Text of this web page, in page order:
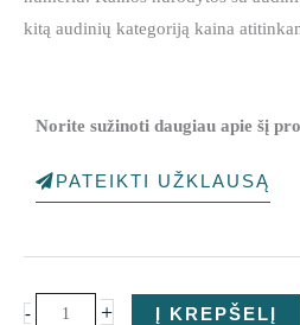
kitą audinių kategoriją kaina
Norite sužinoti daugiau apie šį
PATEIKTI UŽKLAUSĄ
-
Sofa
+ Į KREPŠELĮ